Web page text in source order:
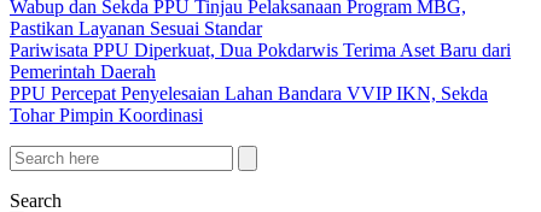
Wabup dan Sekda PPU Tinjau Pelaksanaan Program MBG,
Pastikan Layanan Sesuai Standar
Pariwisata PPU Diperkuat, Dua Pokdarwis Terima Aset Baru dari
Pemerintah Daerah
PPU Percepat Penyelesaian Lahan Bandara VVIP IKN, Sekda
Tohar Pimpin Koordinasi
Search